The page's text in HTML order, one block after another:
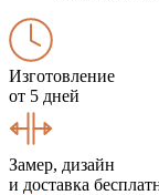
Изготовление
от 5 дней
Замер, дизайн
и доставка